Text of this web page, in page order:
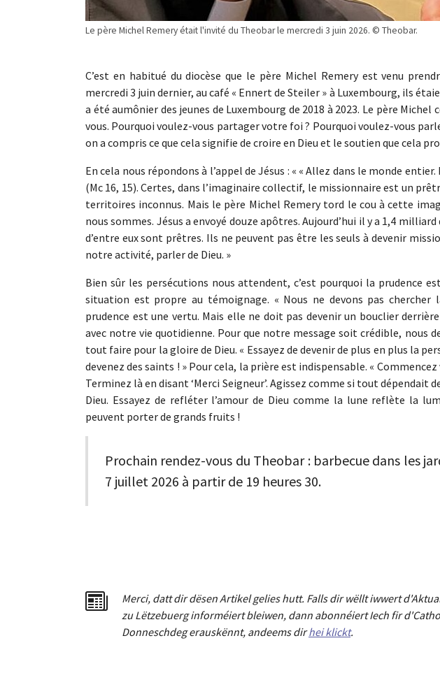
Le père Michel Remery était l'invité du Theobar le mercredi 3 juin 2026. © Theobar.
C’est en habitué du diocèse que le père Michel Remery est venu
mercredi 3 juin dernier, au café « Ennert de Steiler » à Luxembourg, ils
a été aumônier des jeunes de Luxembourg de 2018 à 2023. Le père
vous. Pourquoi voulez-vous partager votre foi ? Pourquoi voulez-vous
on a compris ce que cela signifie de croire en Dieu et le soutien que cela
En cela nous répondons à l’appel de Jésus : « « Allez dans le monde
(Mc 16, 15). Certes, dans l’imaginaire collectif, le missionnaire est un
territoires inconnus. Mais le père Michel Remery tord le cou à cette
nous sommes. Jésus a envoyé douze apôtres. Aujourd’hui il y a 1,4
d’entre eux sont prêtres. Ils ne peuvent pas être les seuls à devenir
notre activité, parler de Dieu. »
Bien sûr les persécutions nous attendent, c’est pourquoi la prudence
situation est propre au témoignage. « Nous ne devons pas
prudence est une vertu. Mais elle ne doit pas devenir un bouclier
avec notre vie quotidienne. Pour que notre message soit crédible, nous
tout faire pour la gloire de Dieu. « Essayez de devenir de plus en plus la
devenez des saints ! » Pour cela, la prière est indispensable. «
Terminez là en disant ‘Merci Seigneur’. Agissez comme si tout dépendait
Dieu. Essayez de refléter l’amour de Dieu comme la lune reflète la
peuvent porter de grands fruits !
Prochain rendez-vous du Theobar : barbecue dans les
7 juillet 2026 à partir de 19 heures 30.
Merci, dattdir dësen Artikel gelies hutt. Falls dir wëllt iwwert
zu Lëtzebuerg informéiert bleiwen, dann abonnéiert Iech fir
Donneschdeg erauskënnt, andeems dirhei klickt.